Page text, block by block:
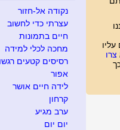
צרו
נקודה אל-חזור
עצרתי כדי לחשוב
חיים בתמונות
מחכה לכלי למידה
רסיסים קטעים
אפור
לידה חיים אושר
קרחון
ערב מגיע
יום יום